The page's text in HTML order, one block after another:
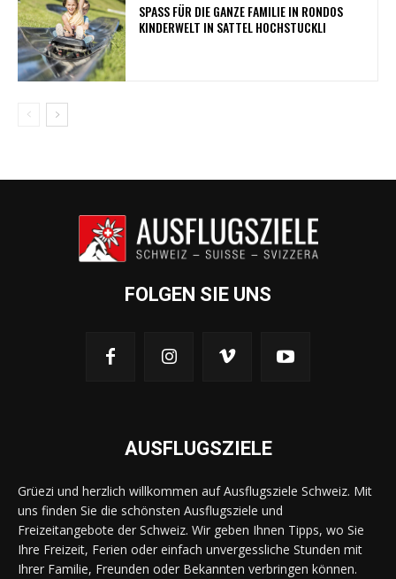
SPASS FÜR DIE GANZE FAMILIE IN RONDOS
KINDERWELT IN SATTEL HOCHSTUCKLI
FOLGEN SIE UNS
AUSFLUGSZIELE
Grüezi und herzlich willkommen auf Ausflugsziele Schweiz. Mit
uns finden Sie die schönsten Ausflugsziele und
Freizeitangebote der Schweiz. Wir geben Ihnen Tipps, wo Sie
Ihre Freizeit, Ferien oder einfach unvergessliche Stunden mit
Ihrer Familie, Freunden oder Bekannten verbringen können.